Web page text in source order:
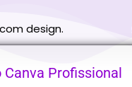
design.
Profissional